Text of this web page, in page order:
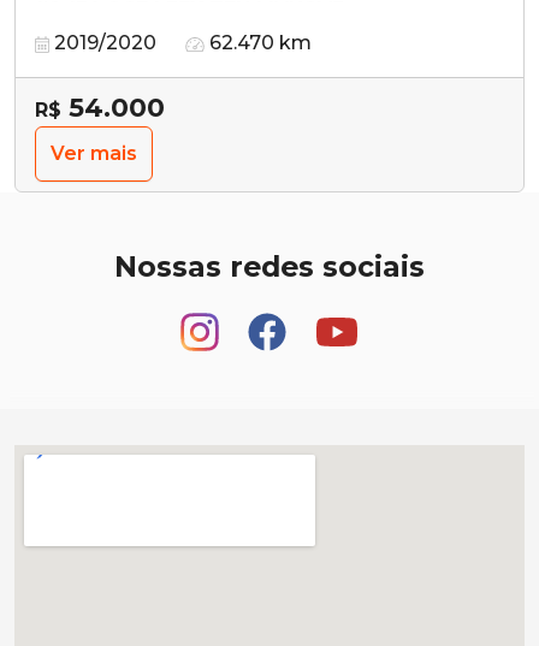
2019/2020 62.470 km
R$ 54.000
Ver mais
Nossas redes sociais